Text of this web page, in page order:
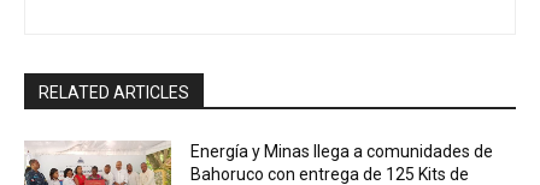
RELATED ARTICLES
Energía y Minas llega a comunidades de
Bahoruco con entrega de 125 Kits de